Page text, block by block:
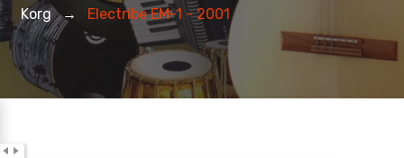
Korg → Electribe EM-1 - 2001